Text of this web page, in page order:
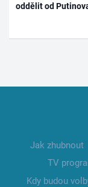
oddělit od
Jak zhubnout
TV
Kdy budou